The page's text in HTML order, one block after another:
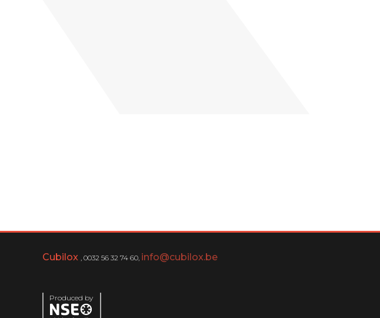
Cubilox , 0032 56 32 74 60, info@cubilox.be
Produced by